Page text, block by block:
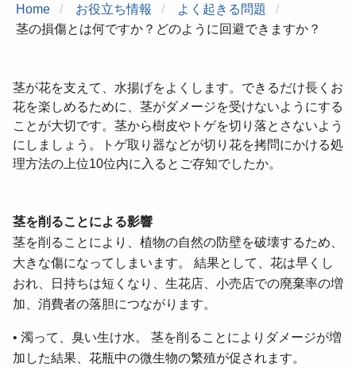
Home お役立ち情報
よく起きる問題
茎の損傷とは何ですか？どのように回避できますか？
茎が花を支えて、水揚げをよくします。できるだけ長くお
花を楽しめるために、茎がダメージを受けないようにする
ことが大切です。茎から樹皮やトゲを切り落とさないよう
にし ましょう。 トゲ取り 器などが切り花を拷問にかける処
理方法の上位10位内に入るとご存知でしたか。
茎を削ることによる影響
茎を削ることにより、植物の自然の防壁を破壊するため、
大きな傷になってしまいます。 結果として、花は早くし
おれ、日持ちは短くなり、生花店、小売店での廃棄率の増
加、消費者の落胆につながります。
• 濁って、臭い生け水。 茎を削ることによりダメージが増
加した結果、花瓶中の微生物の繁殖が促されます。